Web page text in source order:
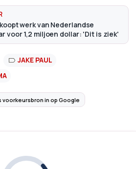
werk van Nederlandse
voor 1,2 miljoen dollar: 'Dit is ziek'
JAKE PAUL
voorkeursbron in op Google